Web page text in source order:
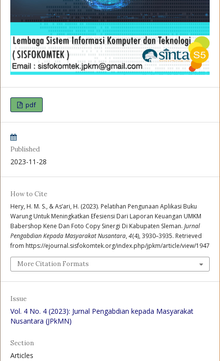
pdf
Published
2023-11-28
How to Cite
Hery, H. M. S., & As’ari, H. (2023). Pelatihan Pengunaan Aplikasi Buku
Warung Untuk Meningkatkan Efesiensi Dari Laporan Keuangan UMKM
Babershop Kene Dan Foto Copy Sinergi Di Kabupaten Sleman. Jurnal
Pengabdian Kepada Masyarakat Nusantara, 4(4), 3930–3935. Retrieved
from https://ejournal.sisfokomtek.org/index.php/jpkm/article/view/1947
More Citation Formats
Issue
Vol. 4 No. 4 (2023): Jurnal Pengabdian kepada Masyarakat
Nusantara (JPkMN)
Section
Articles